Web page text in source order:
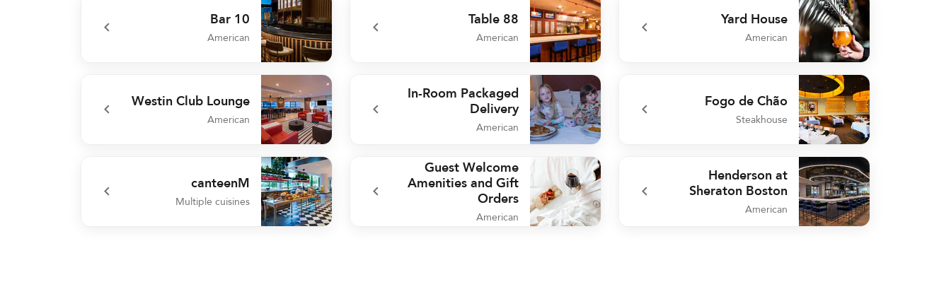
Yard House
American
undefined Yard House
Table 88
American
undefined Table 88
Bar 10
American
undefined Bar 10
Fogo de Chão
Steakhouse
undefined Fogo de Chão
In-Room Packaged
Delivery
American
undefined In-Room Packaged Delivery
Westin Club Lounge
American
undefined Westin Club Lounge
Henderson at
Sheraton Boston
American
Guest Welcome
Amenities and Gift
Orders
American
canteenM
Multiple cuisines